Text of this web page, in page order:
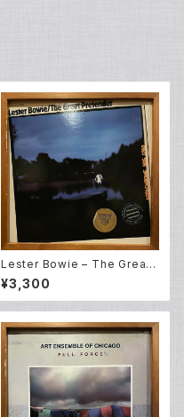
Lester Bowie – The Great
Pretender (LP)
¥3,300